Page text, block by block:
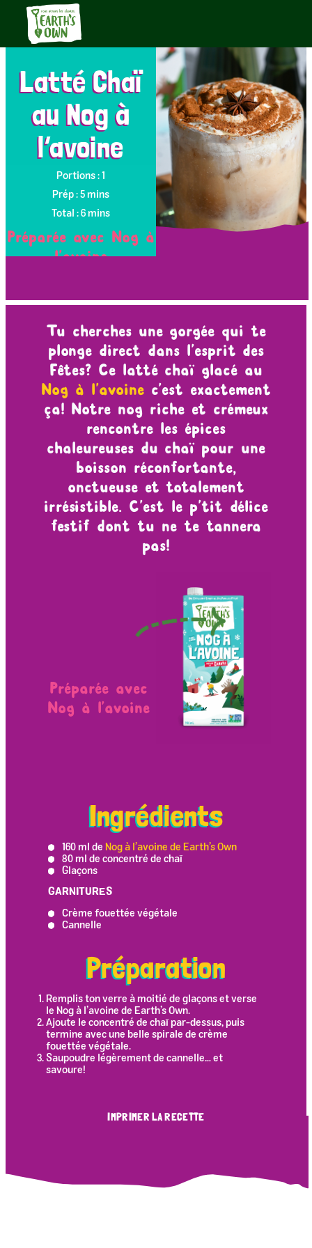
Latté Chaï
au Nog à
l’avoine
Portions : 1
Prép : 5 mins
Total : 6 mins
Préparée avec Nog à
l’avoine
Tu cherches une gorgée qui te
plonge direct dans l’esprit des
Fêtes? Ce latté chaï glacé au
Nog à l’avoinec’est exactement
ça! Notre nog riche et crémeux
rencontre les épices
chaleureuses du chaï pour une
boisson réconfortante,
onctueuse et totalement
irrésistible. C’est le p’tit délice
festif dont tu ne te tannera
pas!
Préparée avec
Nog à l’avoine
Ingrédients
160 ml de Nog à l’avoine de Earth’s Own
80 ml de concentré de chaï
Glaçons
GARNITURES
Crème fouettée végétale
Cannelle
Préparation
Remplis ton verre à moitié de glaçons et verse
le Nog à l’avoine de Earth’s Own.
Ajoute le concentré de chaï par-dessus, puis
termine avec une belle spirale de crème
fouettée végétale.
Saupoudre légèrement de cannelle… et
savoure!
IMPRIMER LA RECETTE